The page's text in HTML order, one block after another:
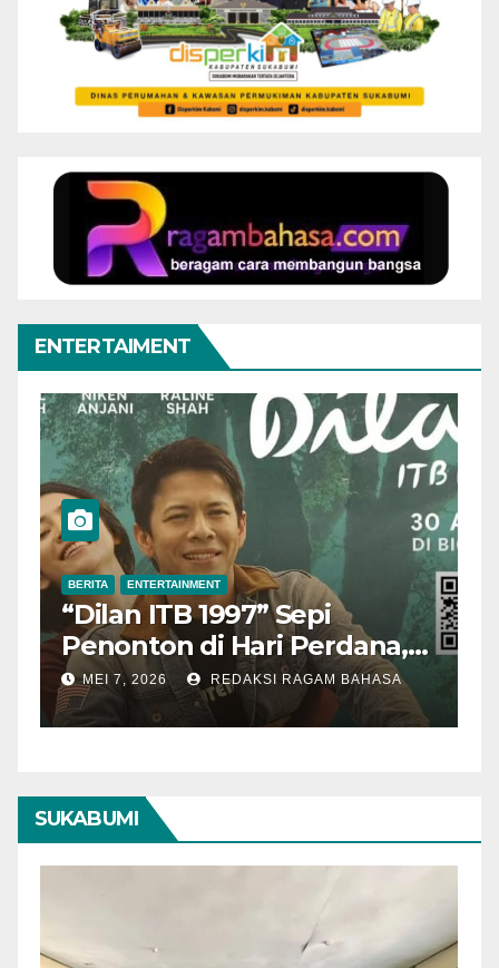
ENTERTAIMENT
BERITA ENTERTAINMENT
“Dilan ITB 1997” Sepi
Penonton di Hari Perdana,
Pengamat Nilai Cerita
Kurang Kuat
MEI 7, 2026 REDAKSI RAGAM BAHASA
SUKABUMI